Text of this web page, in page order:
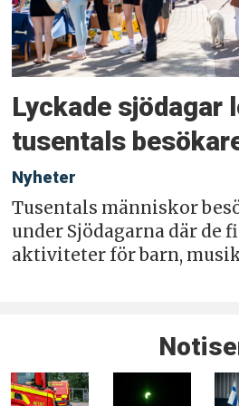
Lyckade sjödagar
tusentals
Nyheter
Tusentals människor
under Sjödagarna där de
aktiviteter för barn,